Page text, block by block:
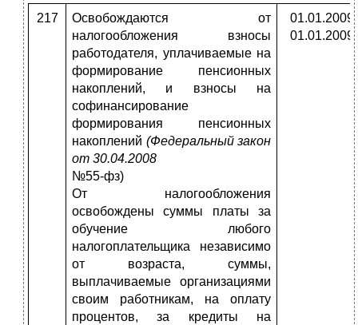
217
Освобождаются от
налогообложения взносы
работодателя, уплачиваемые на
формирование пенсионных
накоплений, и взносы на
софинансирование
формирования пенси­онных
накоплений (Федеральный закон
от 30.04.2008
№55-фз)
От налогообложения
освобождены суммы платы за
обу­чение любого
налогоплательщика независимо
от возрас­та, суммы,
выплачиваемые организациями
своим работ­никам, на оплату
процентов, за кредиты на
01.01.2009
01.01.2009